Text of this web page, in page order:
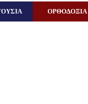
ΟΡΘΟΔΟΞΙΑ